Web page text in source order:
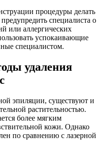
процедуры делать
специалиста о
или аллергических
успокаивающие
специалистом.
удаления
эпиляции, существуют и
растительностью.
более мягким
кожи. Однако
по сравнению с лазерной